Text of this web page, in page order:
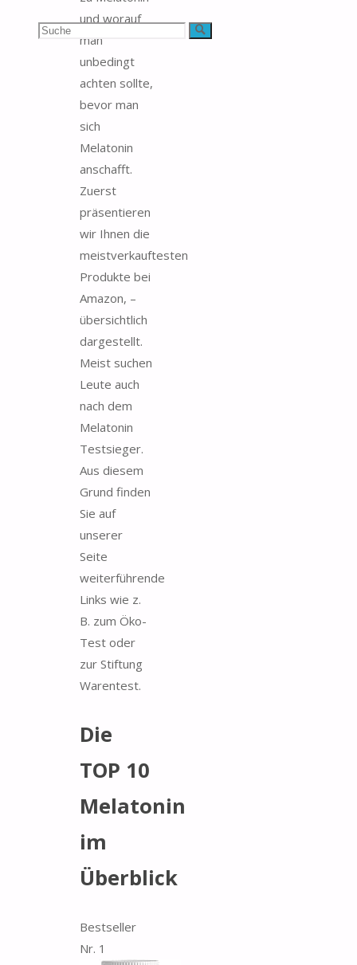
Suchen Suche
und worauf
man
unbedingt
achten sollte,
bevor man
sich
Melatonin
anschafft.
Zuerst
präsentieren
wir Ihnen die
meistverkauftesten
Produkte bei
Amazon, –
übersichtlich
dargestellt.
Meist suchen
Leute auch
nach dem
Melatonin
Testsieger.
Aus diesem
Grund finden
Sie auf
unserer
Seite
weiterführende
Links wie z.
B. zum Öko-
Test oder
zur Stiftung
Warentest.
Die
TOP 10
Melatonin
im
Überblick
Bestseller
Nr. 1